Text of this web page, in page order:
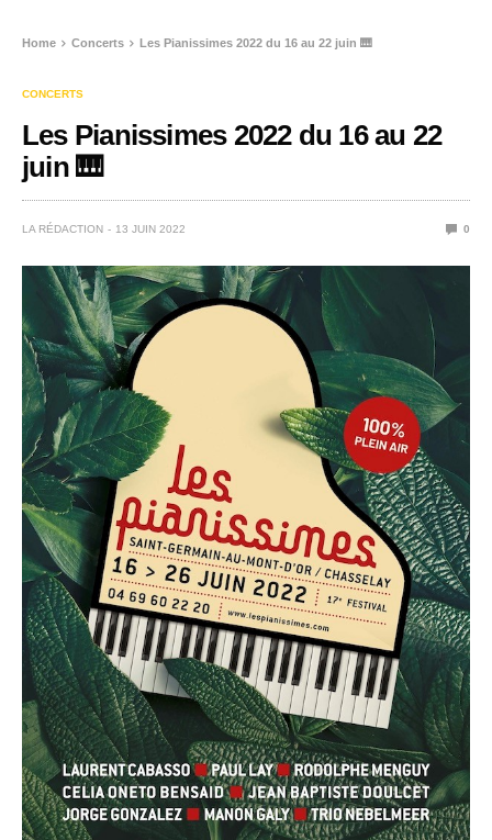
Home Concerts Les Pianissimes 2022 du 16 au 22 juin 🎹
CONCERTS
Les Pianissimes 2022 du 16 au 22
juin 🎹
LA RÉDACTION 13 JUIN 2022 0